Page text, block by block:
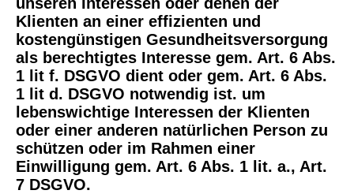
Klienten an einer effizienten und
kostengünstigen Gesundheitsversorgung
als berechtigtes Interesse gem. Art. 6 Abs.
1 lit f. DSGVO dient oder gem. Art. 6 Abs.
1 lit d. DSGVO notwendig ist. um
lebenswichtige Interessen der Klienten
oder einer anderen natürlichen Person zu
schützen oder im Rahmen einer
Einwilligung gem. Art. 6 Abs. 1 lit. a., Art.
7 DSGVO.